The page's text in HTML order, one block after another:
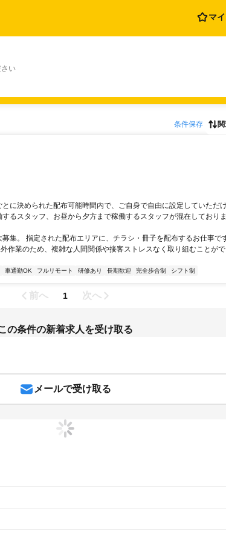
マ
い
条件保存
に決められた配布可能時間内で、ご自身で自由に設定していただ
るスタッフ、お昼から夕方まで稼働するスタッフが混在しておりま
集。 指定された配布エリアに、チラシ・冊子を配布するお仕事で
作業のため、複雑な人間関係や接客ストレスなく取り組むことがで
車通勤OK フルリモート 研修あり 長期歓迎 完全歩合制 シフト制
前へ 1 次へ
の条件の新着求人を受け取る
メールで受け取る